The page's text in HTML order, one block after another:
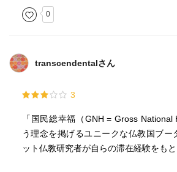
0
transcendentalさん
3
「国民総幸福（GNH = Gross
う理念を掲げるユニークな仏教国ブー
ット仏教研究者が自らの滞在経験をもと